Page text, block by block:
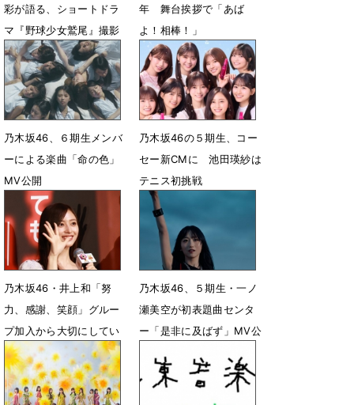
彩が語る、ショートドラ
マ『野球少女鷲尾』撮影
秘話
7月28日 07時00分
年 舞台挨拶で「あば
よ！相棒！」
7月25日 10時12分
乃木坂46、６期生メンバ
ーによる楽曲「命の色」
MV公開
7月19日 19時01分
乃木坂46の５期生、コー
セー新CMに 池田瑛紗は
テニス初挑戦
7月8日 09時29分
乃木坂46・井上和「努
力、感謝、笑顔」グルー
プ加入から大切にしてい
る想い明かす
6月30日 22時09分
乃木坂46、５期生・一ノ
瀬美空が初表題曲センタ
ー「是非に及ばず」MV公
6月28日 14時59分